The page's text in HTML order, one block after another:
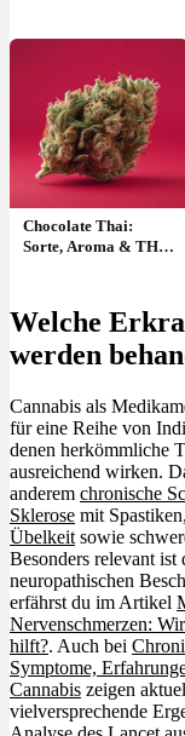
Chocolate Thai:
Sorte, Aroma & THC
Welche
werden
Cannabis als
für eine Reihe von
denen herkömmliche
ausreichend wirken.
anderem chronische
Sklerose mit
Übelkeit sowie
Besonders relevant ist
neuropathischen
erfährst du im Artikel
Nervenschmerzen:
hilft?. Auch bei
Symptome,
Cannabis zeigen
vielversprechende